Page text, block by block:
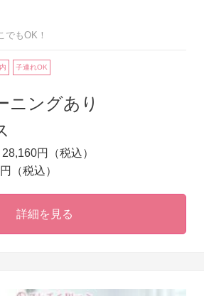
でもOK！
子連れOK
ニングあり
円（税込）
（税込）
詳細を見る